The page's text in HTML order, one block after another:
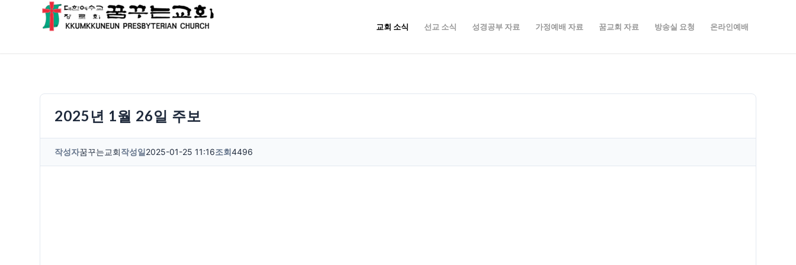
교회 소식 선교 소식 성경공부 자료 가정예배 자료 꿈교회 자료 방송실 요청 온라인예배
2025년 1월 26일 주보
작성자꿈꾸는교회작성일2025-01-25 11:16조회4496